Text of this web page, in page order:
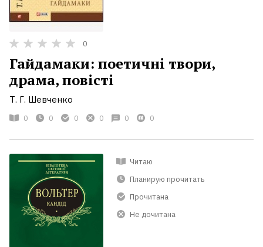
0
Гайдамаки: поетичні твори,
драма, повісті
Т. Г. Шевченко
0 0 0 0 0 0
Читаю
Планирую прочитать
Прочитана
Не дочитана